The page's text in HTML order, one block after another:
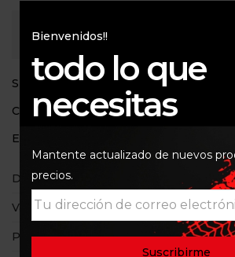
SKU:123-174-1
Categorías: 700,800 ,Kit de arrastre
Etiquetas:
Descripción
Valoraciones (0)
Políticas de la tienda
Bienvenidos!!
todo lo que
necesitas
Mantente actualizado de nuevos
precios.